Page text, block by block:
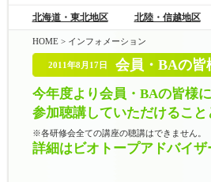
北海道・東北地区 北陸・信越地区
HOME> インフォメーション
2011年8月17日 会員・BAの
今年度より会員・BAの皆様
参加聴講していただけること
※各研修会全ての講座の聴講はできません。
詳細はビオトープアドバイザ